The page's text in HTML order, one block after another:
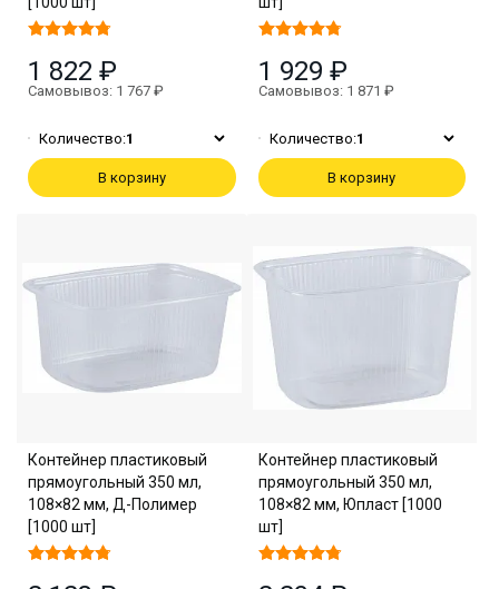
1 822 ₽
Самовывоз: 1 767 ₽
Количество:1
В корзину
1 929 ₽
Самовывоз: 1 871 ₽
Количество:1
В корзину
Контейнер пластиковый
прямоугольный 350 мл,
108×82 мм, Д-Полимер
[1000 шт]
Контейнер пластиковый
прямоугольный 350 мл,
108×82 мм, Юпласт [1000
шт]